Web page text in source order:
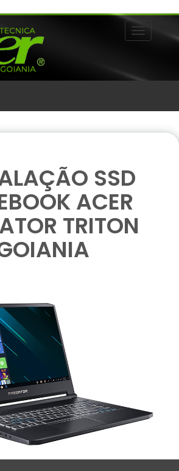
Alternar
SSD
ACER
TRITON